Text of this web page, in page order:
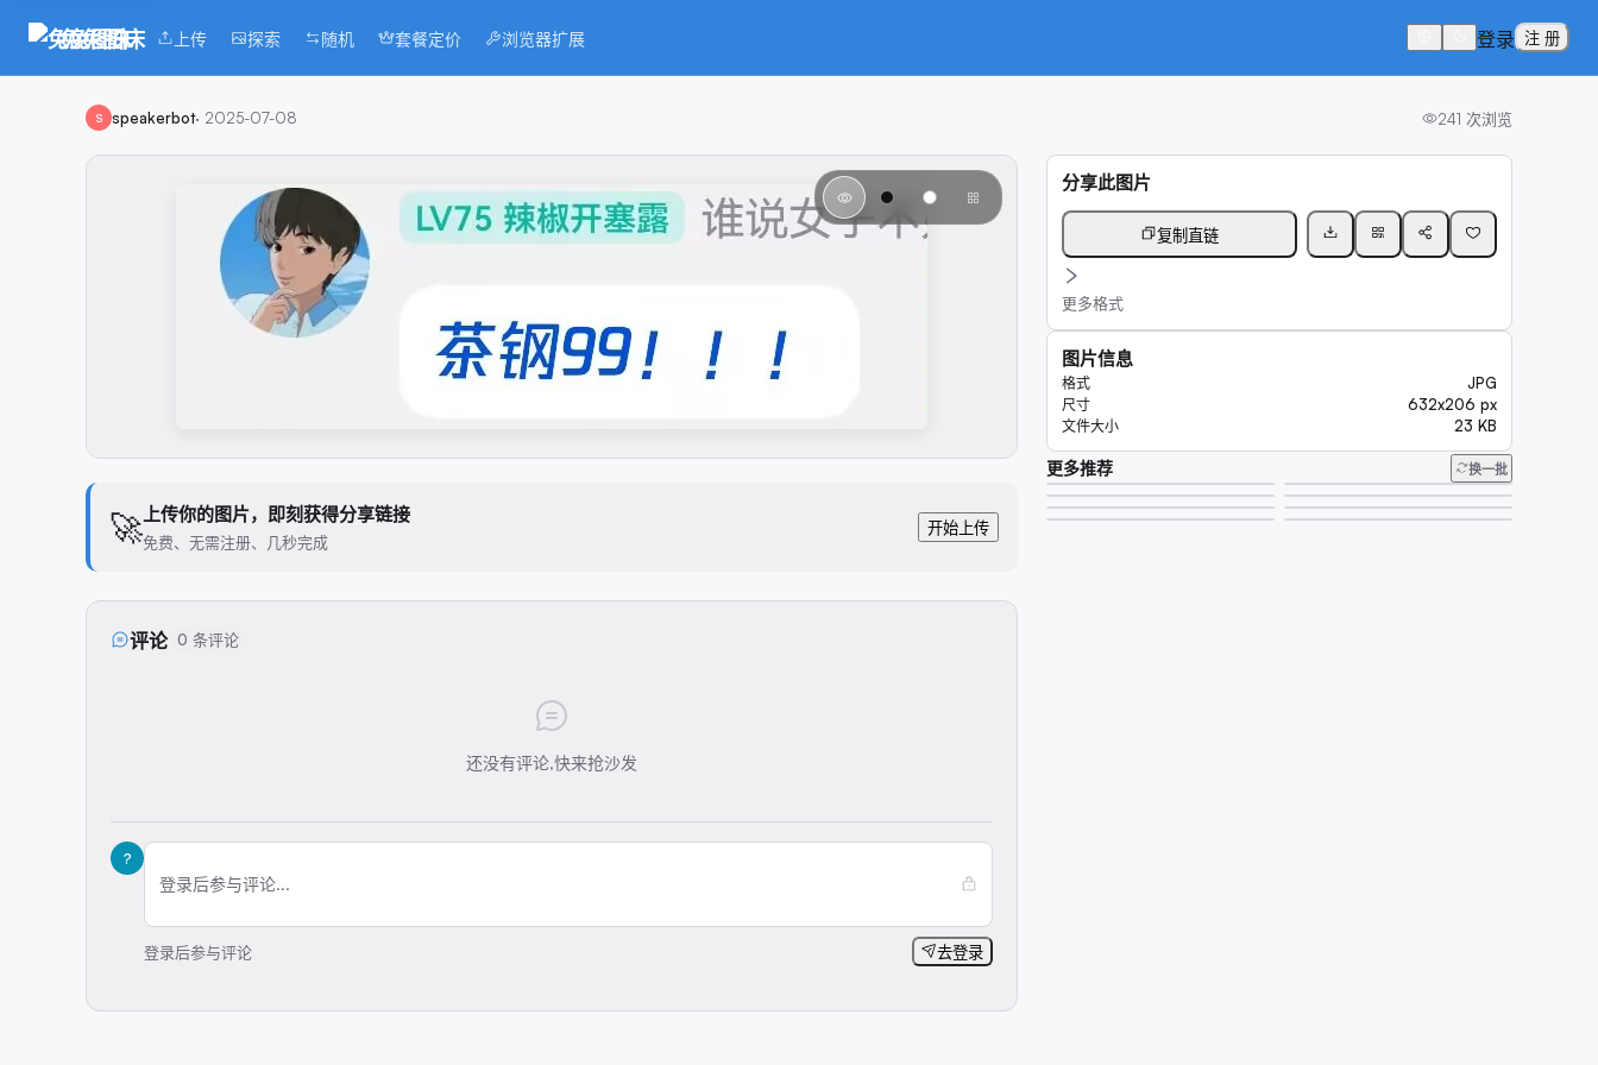
兔兔图床 上传 探索 随机 套餐定价 浏览器扩展 登录 注 册
S speakerbot· 2025-07-08 241 次浏览
🚀上传你的图片，即刻获得分享链接
免费、无需注册、几秒完成
开始上传
评论 0 条评论
还没有评论,快来抢沙发
?
登录后参与评论...
登录后参与评论 去登录
分享此图片
复制直链
更多格式
图片信息
格式 JPG
尺寸 632x206 px
文件大小 23 KB
更多推荐 换一批